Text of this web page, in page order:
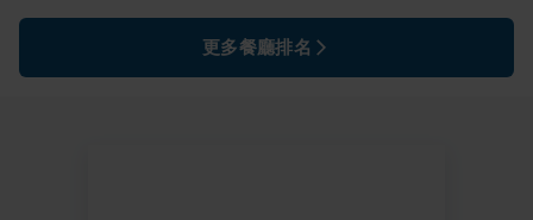
更多餐廳排名